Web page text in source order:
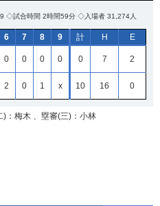
◇試合時間 2時間59分 ◇入場者 31,274人
6 7 8 9 計 H E
0 0 0 0 0 7 2
2 0 1 x 10 16 0
：梅木 、塁審(三)：小林